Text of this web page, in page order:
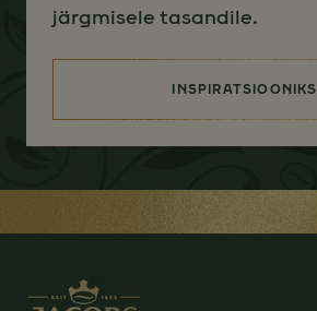
järgmisele tasandile.
INSPIRATSIOONIKS